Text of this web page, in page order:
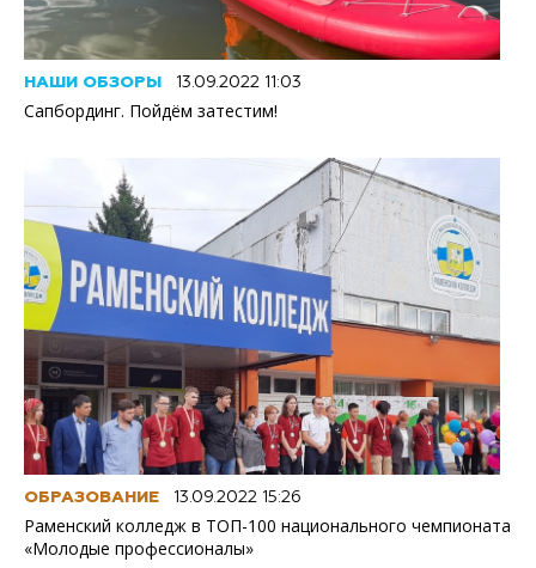
НАШИ ОБЗОРЫ 13.09.2022 11:03
Сапбординг. Пойдём затестим!
ОБРАЗОВАНИЕ 13.09.2022 15:26
Раменский колледж в ТОП-100 национального чемпионата
«Молодые профессионалы»